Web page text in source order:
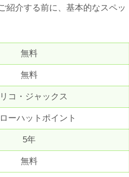
紹介する前に、基本的なスペッ
無料
無料
コ・ジャックス
ーハットポイント
5年
無料